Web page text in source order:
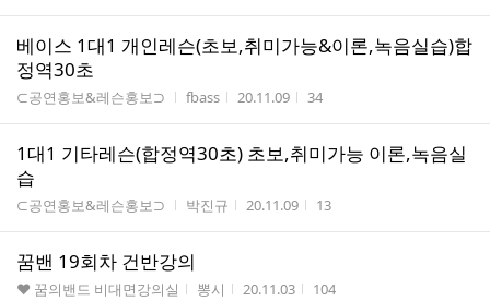
베이스 1대1 개인레슨(초보,취미가능&이론,녹음실습)합
정역30초
게시판명
⊂공연홍보&레슨홍보⊃ 작성자
fbass 작성시간
20.11.09 조회수
34
1대1 기타레슨(합정역30초) 초보,취미가능 이론,녹음실
습
게시판명
⊂공연홍보&레슨홍보⊃ 작성자
박진규 작성시간
20.11.09 조회수
13
꿈밴 19회차 건반강의
게시판명
♥ 꿈의밴드 비대면강의실 작성자
뽕시 작성시간
20.11.03 조회수
104